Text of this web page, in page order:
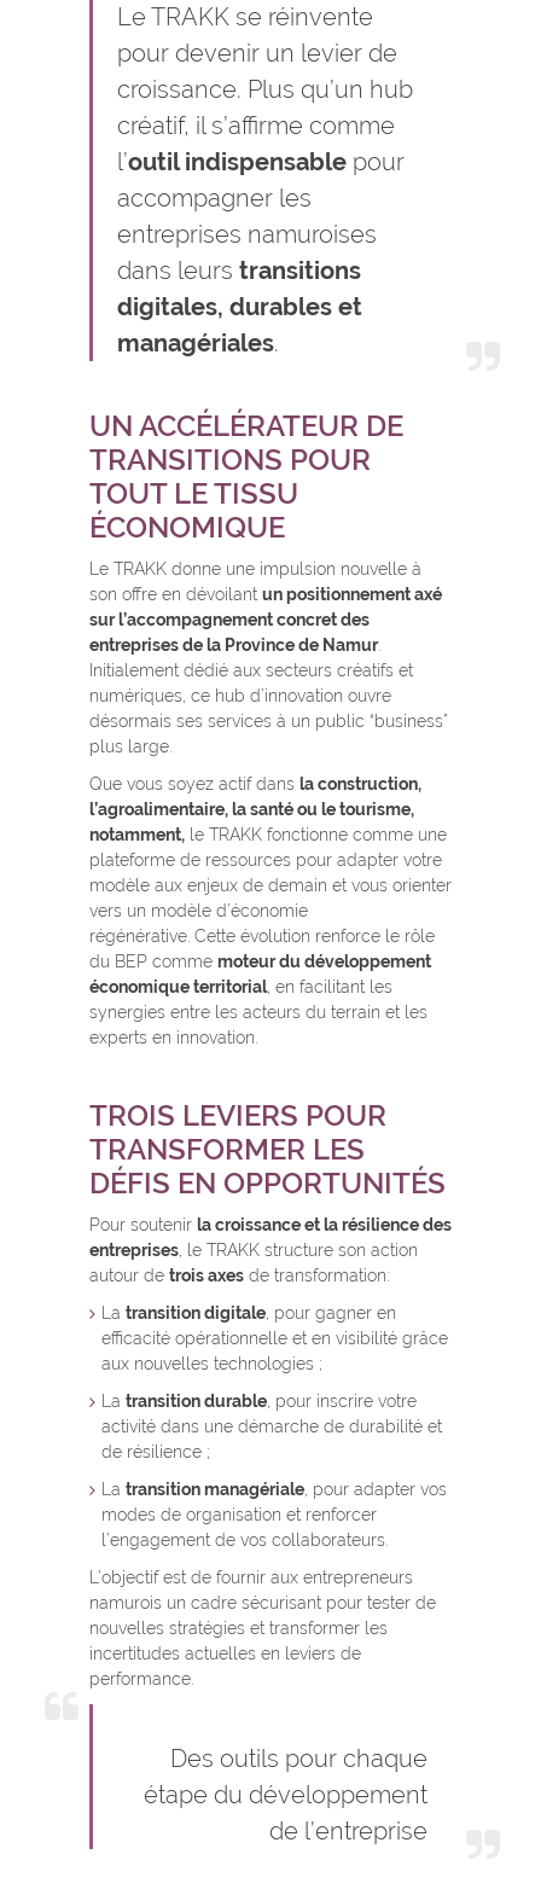
Le TRAKK se réinvente
pour devenir un levier de
croissance. Plus qu’un hub
créatif, il s’affirme comme
l’outil indispensable pour
accompagner les
entreprises namuroises
dans leurs transitions
digitales, durables et
managériales.
UN ACCÉLÉRATEUR DE
TRANSITIONS POUR
TOUT LE TISSU
ÉCONOMIQUE
Le TRAKK donne une impulsion nouvelle à
son offre en dévoilant un positionnement axé
sur l’accompagnement concret des
entreprises de la Province de Namur.
Initialement dédié aux secteurs créatifs et
numériques, ce hub d’innovation ouvre
désormais ses services à un public “business”
plus large.
Que vous soyez actif dans la construction,
l’agroalimentaire, la santé ou le tourisme,
notamment, le TRAKK fonctionne comme une
plateforme de ressources pour adapter votre
modèle aux enjeux de demain et vous orienter
vers un modèle d’économie
régénérative. Cette évolution renforce le rôle
du BEP comme moteur du développement
économique territorial, en facilitant les
synergies entre les acteurs du terrain et les
experts en innovation.
TROIS LEVIERS POUR
TRANSFORMER LES
DÉFIS EN OPPORTUNITÉS
Pour soutenir la croissance et la résilience des
entreprises , le TRAKK structure son action
autour de trois axes de transformation:
La transition digitale , pour gagner en
efficacité opérationnelle et en visibilité grâce
aux nouvelles technologies ;
La transition durable , pour inscrire votre
activité dans une démarche de durabilité et
de résilience ;
La transition managériale , pour adapter vos
modes de organisation et renforcer
l’engagement de vos collaborateurs.
L’objectif est de fournir aux entrepreneurs
namurois un cadre sécurisant pour tester de
nouvelles stratégies et transformer les
incertitudes actuelles en leviers de
performance.
Des outils pour chaque
étape du développement
de l’entreprise